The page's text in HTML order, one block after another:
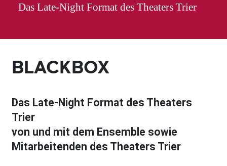
Das Late-Night Format des Theaters Trier
BLACKBOX
Das Late-Night Format des Theaters
Trier
von und mit dem Ensemble sowie
Mitarbeitenden des Theaters Trier